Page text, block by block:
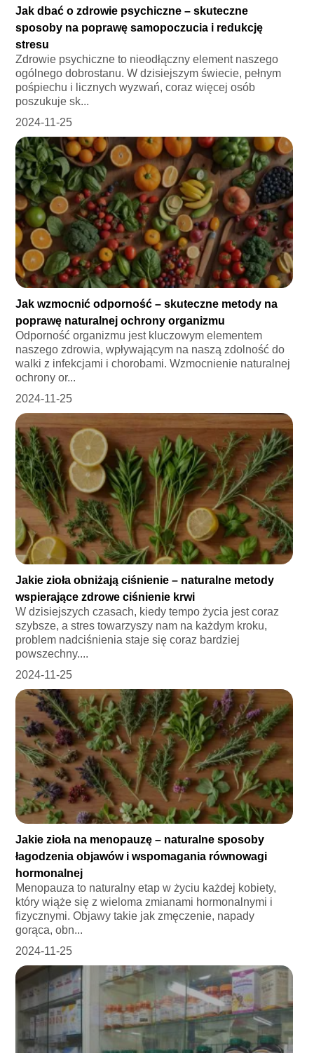
Jak dbać o zdrowie psychiczne – skuteczne
sposoby na poprawę samopoczucia i redukcję
stresu
Zdrowie psychiczne to nieodłączny element naszego
ogólnego dobrostanu. W dzisiejszym świecie, pełnym
pośpiechu i licznych wyzwań, coraz więcej osób
poszukuje sk...
2024-11-25
Jak wzmocnić odporność – skuteczne metody na
poprawę naturalnej ochrony organizmu
Odporność organizmu jest kluczowym elementem
naszego zdrowia, wpływającym na naszą zdolność do
walki z infekcjami i chorobami. Wzmocnienie naturalnej
ochrony or...
2024-11-25
Jakie zioła obniżają ciśnienie – naturalne metody
wspierające zdrowe ciśnienie krwi
W dzisiejszych czasach, kiedy tempo życia jest coraz
szybsze, a stres towarzyszy nam na każdym kroku,
problem nadciśnienia staje się coraz bardziej
powszechny....
2024-11-25
Jakie zioła na menopauzę – naturalne sposoby
łagodzenia objawów i wspomagania równowagi
hormonalnej
Menopauza to naturalny etap w życiu każdej kobiety,
który wiąże się z wieloma zmianami hormonalnymi i
fizycznymi. Objawy takie jak zmęczenie, napady
gorąca, obn...
2024-11-25